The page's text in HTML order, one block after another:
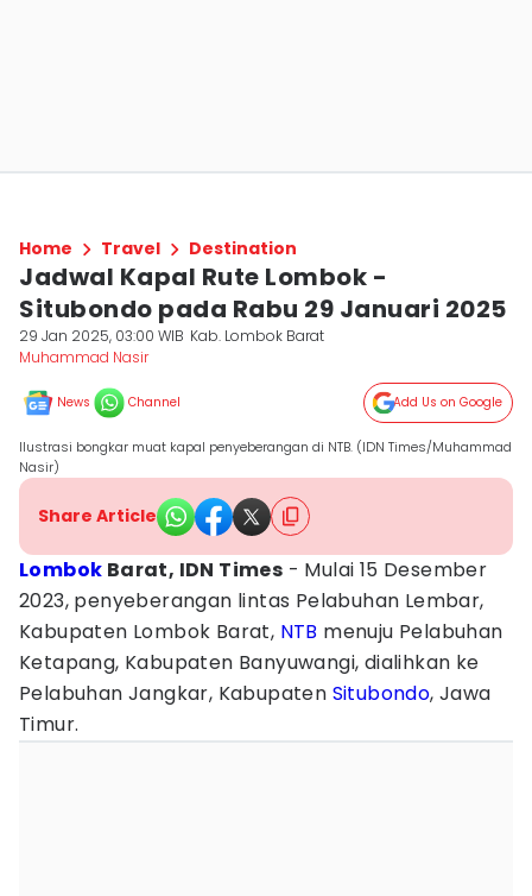
Home Travel Destination
Jadwal Kapal Rute Lombok -
Situbondo pada Rabu 29 Januari 2025
29 Jan 2025, 03:00 WIB Kab. Lombok Barat
Muhammad Nasir
News Channel Add Us on Google
Ilustrasi bongkar muat kapal penyeberangan di NTB. (IDN Times/Muhammad
Nasir)
Share Article
Lombok Barat, IDN Times - Mulai 15 Desember
2023, penyeberangan lintas Pelabuhan Lembar,
Kabupaten Lombok Barat, NTB menuju Pelabuhan
Ketapang, Kabupaten Banyuwangi, dialihkan ke
Pelabuhan Jangkar, Kabupaten Situbondo, Jawa
Timur.